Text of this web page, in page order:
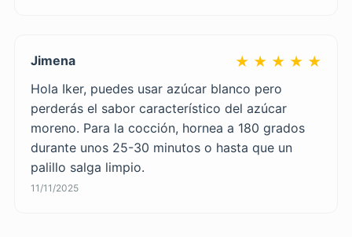
Jimena ★ ★ ★ ★ ★
Hola Iker, puedes usar azúcar blanco pero
perderás el sabor característico del azúcar
moreno. Para la cocción, hornea a 180 grados
durante unos 25-30 minutos o hasta que un
palillo salga limpio.
11/11/2025